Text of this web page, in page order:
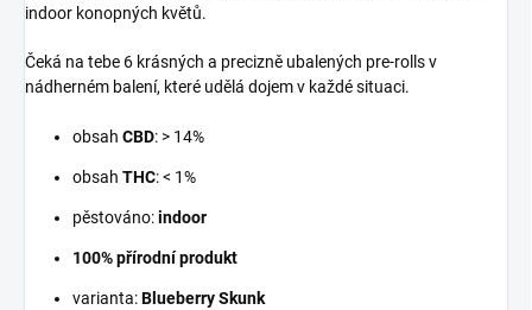
indoor konopných květů.
Čeká na tebe 6 krásných a precizně ubalených pre-rolls v
nádherném balení, které udělá dojem v každé situaci.
obsah CBD: > 14%
obsah THC: < 1%
pěstováno:indoor
100% přírodní produkt
varianta:Blueberry Skunk